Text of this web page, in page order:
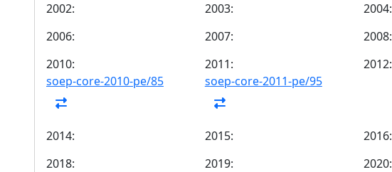
2002:
2003: 2004:
2006:
2007: 2008:
2010:
soep-core-2010-pe/85
2011:
soep-core-2011-pe/95
2012:
2014: 2015: 2016:
2018:
2019: 2020: